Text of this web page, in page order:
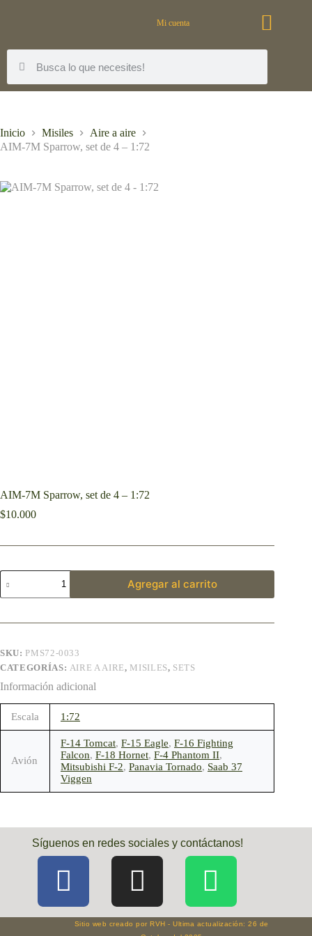
Mi cuenta
Inicio Misiles
Aire a aire
AIM-7M Sparrow, set de 4 – 1:72
AIM-7M Sparrow, set de 4 – 1:72
$10.000
Agregar al carrito
SKU: PMS72-0033
CATEGORÍAS: AIRE A AIRE, MISILES, SETS
Información adicional
Escala 1:72
Avión
F-14 Tomcat, F-15 Eagle, F-16 Fighting
Falcon, F-18 Hornet, F-4 Phantom II,
Mitsubishi F-2, Panavia Tornado, Saab 37
Viggen
Síguenos en redes sociales y contáctanos!
Sitio web creado por RVH - Ultima actualización: 26 de